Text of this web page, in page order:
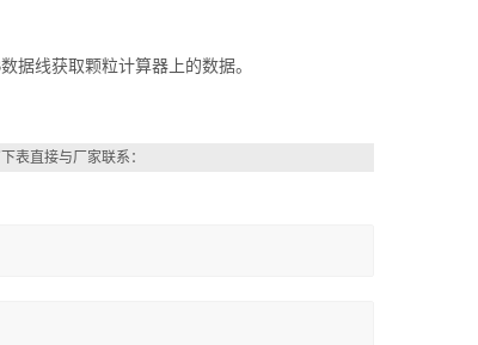
据线获取颗粒计算器上的数据。
表直接与厂家联系：